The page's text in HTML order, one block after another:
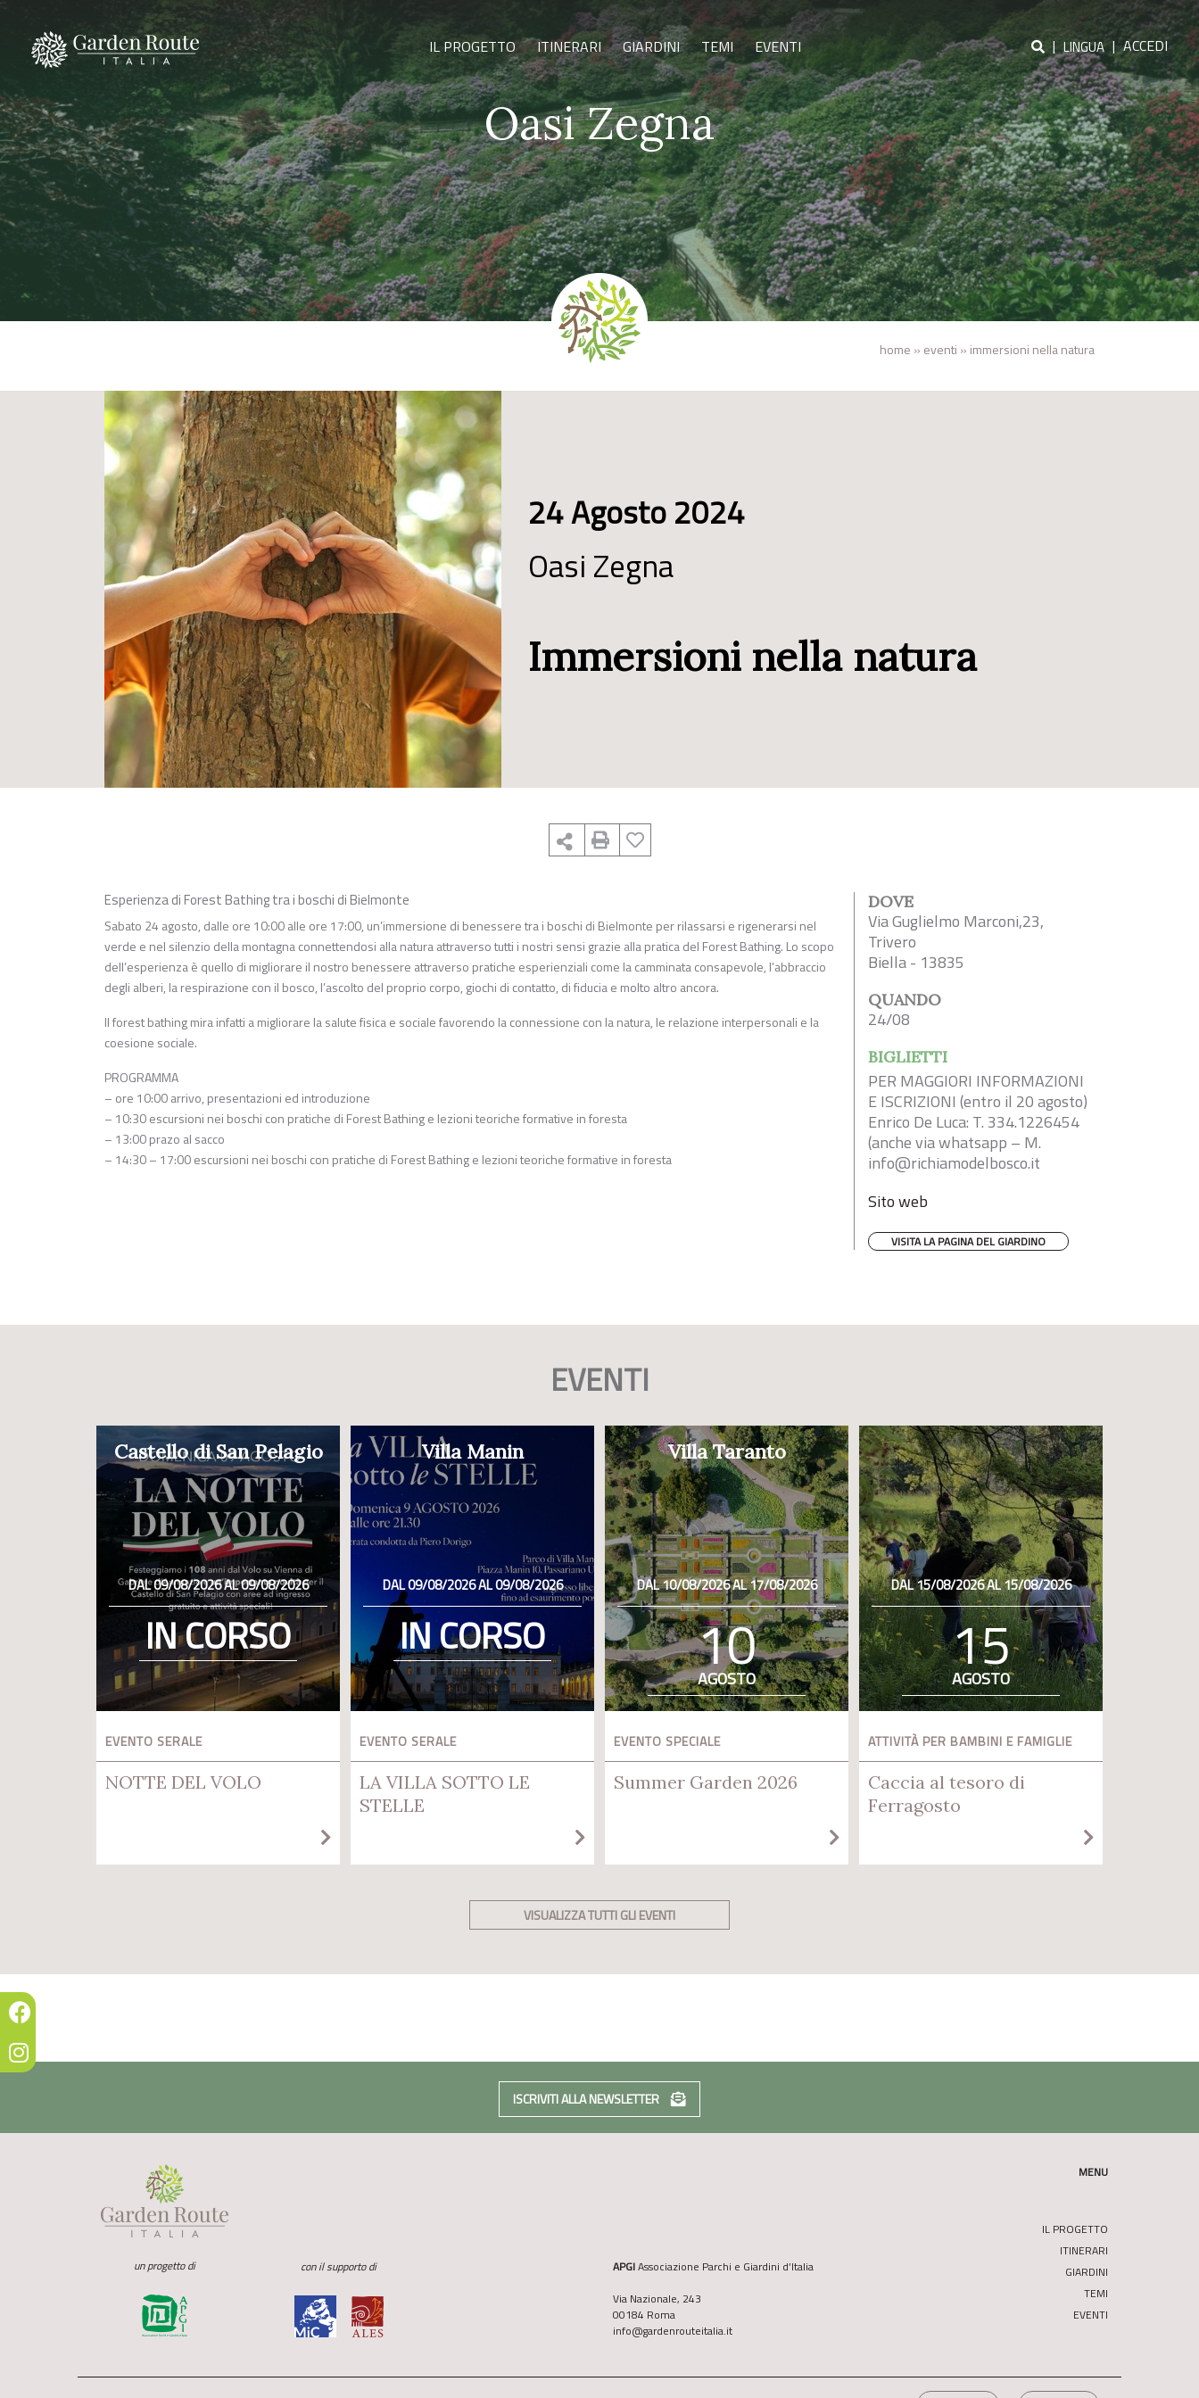
IL PROGETTO ITINERARI GIARDINI TEMI EVENTI | LINGUA | ACCEDI
Oasi Zegna
home » eventi » immersioni nella natura
24 Agosto 2024
Oasi Zegna
Immersioni nella natura
Esperienza di Forest Bathing tra i boschi di Bielmonte
Sabato 24 agosto, dalle ore 10:00 alle ore 17:00, un’immersione di benessere tra i boschi di Bielmonte per rilassarsi e rigenerarsi nel
verde e nel silenzio della montagna connettendosi alla natura attraverso tutti i nostri sensi grazie alla pratica del Forest Bathing. Lo scopo
dell’esperienza è quello di migliorare il nostro benessere attraverso pratiche esperienziali come la camminata consapevole, l’abbraccio
degli alberi, la respirazione con il bosco, l’ascolto del proprio corpo, giochi di contatto, di fiducia e molto altro ancora.
Il forest bathing mira infatti a migliorare la salute fisica e sociale favorendo la connessione con la natura, le relazione interpersonali e la
coesione sociale.
PROGRAMMA
– ore 10:00 arrivo, presentazioni ed introduzione
– 10:30 escursioni nei boschi con pratiche di Forest Bathing e lezioni teoriche formative in foresta
– 13:00 prazo al sacco
– 14:30 – 17:00 escursioni nei boschi con pratiche di Forest Bathing e lezioni teoriche formative in foresta
DOVE
Via Guglielmo Marconi,23,
Trivero
Biella - 13835
QUANDO
24/08
BIGLIETTI
PER MAGGIORI INFORMAZIONI
E ISCRIZIONI (entro il 20 agosto)
Enrico De Luca: T. 334.1226454
(anche via whatsapp – M.
info@richiamodelbosco.it
Sito web
VISITA LA PAGINA DEL GIARDINO
EVENTI
Castello di San Pelagio
DAL 09/08/2026 AL 09/08/2026
IN CORSO
EVENTO SERALE
NOTTE DEL VOLO
Villa Manin
DAL 09/08/2026 AL 09/08/2026
IN CORSO
EVENTO SERALE
LA VILLA SOTTO LE
STELLE
Villa Taranto
DAL 10/08/2026 AL 17/08/2026
10
AGOSTO
EVENTO SPECIALE
Summer Garden 2026
DAL 15/08/2026 AL 15/08/2026
15
AGOSTO
ATTIVITÀ PER BAMBINI E FAMIGLIE
Caccia al tesoro di
Ferragosto
VISUALIZZA TUTTI GLI EVENTI
ISCRIVITI ALLA NEWSLETTER
un progetto di con il supporto di APGIAssociazione Parchi e Giardini d’Italia
Via Nazionale, 243
00184 Roma
info@gardenrouteitalia.it
MENU
IL PROGETTO
ITINERARI
GIARDINI
TEMI
EVENTI